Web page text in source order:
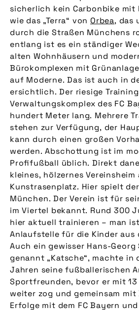
sicherlich kein Carbonbike mit
wie das „Terra“ von Orbea, das
durch die Straßen Münchens
entlang ist es ein ständiger
alten Wohnhäusern und
Bürokomplexen mit
auf Moderne. Das ist auch in
ersichtlich. Der riesige
Verwaltungskomplex des FC
hundert Meter lang. Mehrere
stehen zur Verfügung, der
kann durch einen großen
werden. Abschottung ist im
Profifußball üblich. Direkt
kleines, hölzernes Vereinsheim
Kunstrasenplatz. Hier spielt
München. Der Verein ist für
im Viertel bekannt. Rund 300
hier aktuell trainieren – man
Anlaufstelle für die Kinder aus
Auch ein gewisser Hans-
genannt „Katsche“, machte in
Jahren seine fußballerischen
Sportfreunden, bevor er mit
weiter zog und gemeinsam mit
Erfolge mit dem FC Bayern